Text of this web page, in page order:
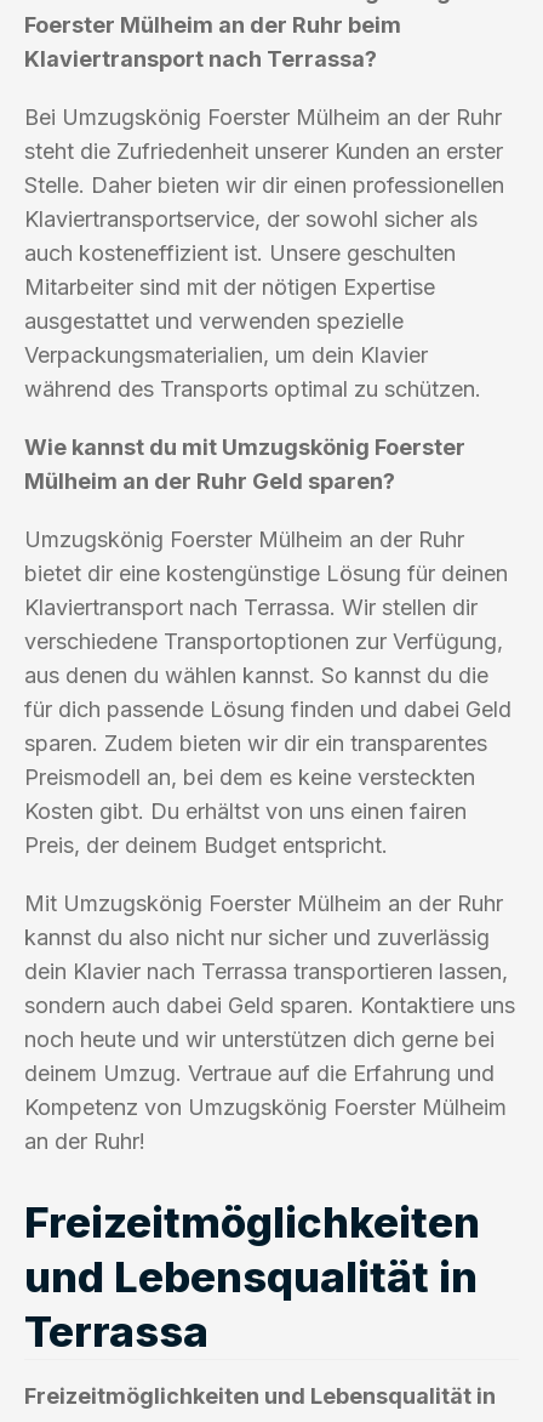
Foerster Mülheim an der Ruhr beim
Klaviertransport nach Terrassa?
Bei Umzugskönig Foerster Mülheim an der Ruhr
steht die Zufriedenheit unserer Kunden an erster
Stelle. Daher bieten wir dir einen professionellen
Klaviertransportservice, der sowohl sicher als
auch kosteneffizient ist. Unsere geschulten
Mitarbeiter sind mit der nötigen Expertise
ausgestattet und verwenden spezielle
Verpackungsmaterialien, um dein Klavier
während des Transports optimal zu schützen.
Wie kannst du mit Umzugskönig Foerster
Mülheim an der Ruhr Geld sparen?
Umzugskönig Foerster Mülheim an der Ruhr
bietet dir eine kostengünstige Lösung für deinen
Klaviertransport nach Terrassa. Wir stellen dir
verschiedene Transportoptionen zur Verfügung,
aus denen du wählen kannst. So kannst du die
für dich passende Lösung finden und dabei Geld
sparen. Zudem bieten wir dir ein transparentes
Preismodell an, bei dem es keine versteckten
Kosten gibt. Du erhältst von uns einen fairen
Preis, der deinem Budget entspricht.
Mit Umzugskönig Foerster Mülheim an der Ruhr
kannst du also nicht nur sicher und zuverlässig
dein Klavier nach Terrassa transportieren lassen,
sondern auch dabei Geld sparen. Kontaktiere uns
noch heute und wir unterstützen dich gerne bei
deinem Umzug. Vertraue auf die Erfahrung und
Kompetenz von Umzugskönig Foerster Mülheim
an der Ruhr!
Freizeitmöglichkeiten
und Lebensqualität in
Terrassa
Freizeitmöglichkeiten und Lebensqualität in